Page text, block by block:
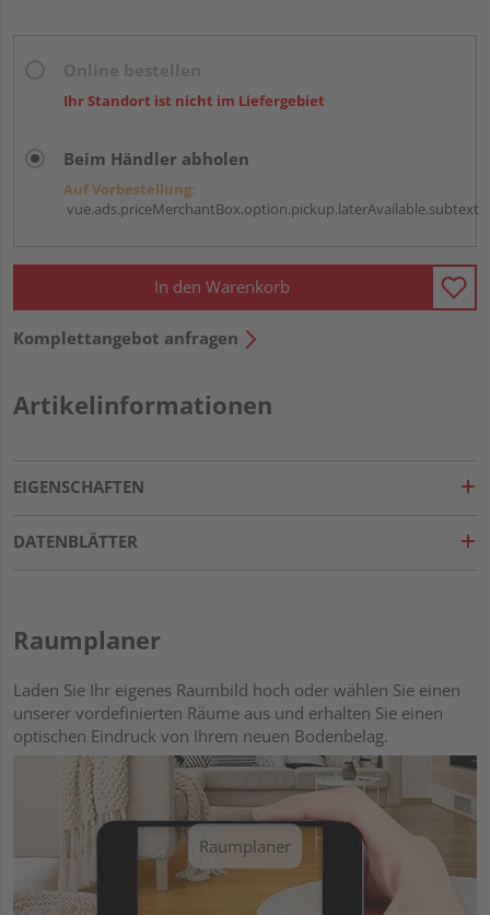
Ihr Standort ist nicht im Liefergebiet
Beim Händler abholen
Auf Vorbestellung:
vue.ads.priceMerchantBox.option.pickup.laterAvailable.subtext
In den Warenkorb
Komplettangebot anfragen
Artikelinformationen
EIGENSCHAFTEN
DATENBLÄTTER
Raumplaner
Laden Sie Ihr eigenes Raumbild hoch oder wählen Sie einen
unserer vordefinierten Räume aus und erhalten Sie einen
optischen Eindruck von Ihrem neuen Bodenbelag.
Raumplaner